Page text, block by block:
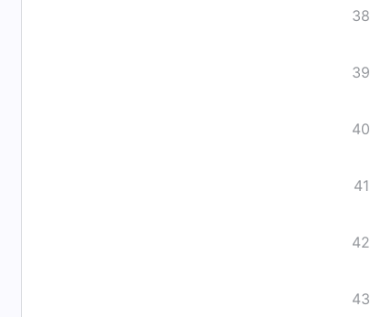
38
39
40
41
42
43